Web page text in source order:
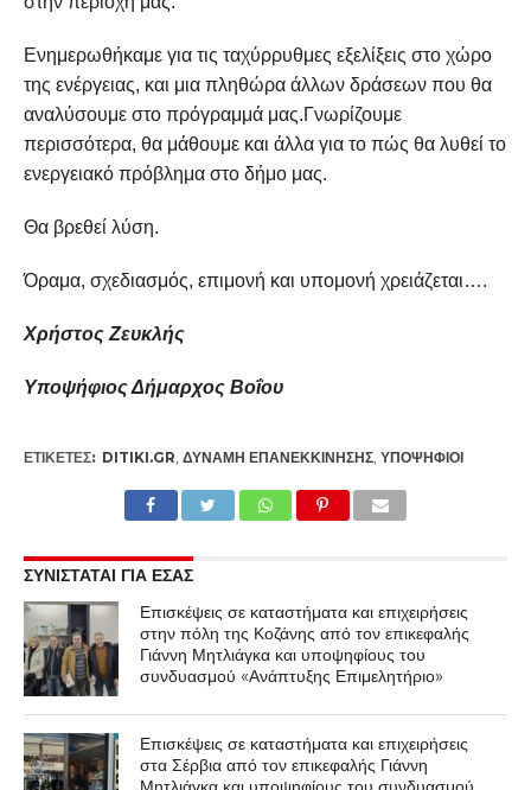
Ενημερωθήκαμε για τις ταχύρρυθμες εξελίξεις στο χώρο
της ενέργειας, και μια πληθώρα άλλων δράσεων που θα
αναλύσουμε στο πρόγραμμά μας.Γνωρίζουμε
περισσότερα, θα μάθουμε και άλλα για το πώς θα λυθεί το
ενεργειακό πρόβλημα στο δήμο μας.
Θα βρεθεί λύση.
Όραμα, σχεδιασμός, επιμονή και υπομονή χρειάζεται….
Χρήστος Ζευκλής
Υποψήφιος Δήμαρχος Βοΐου
ΕΤΙΚΕΤΕΣ: DITIKI.GR, ΔΎΝΑΜΗ ΕΠΑΝΕΚΚΊΝΗΣΗΣ, ΥΠΟΨΉΦΙΟΙ
ΣΥΝΙΣΤΑΤΑΙ ΓΙΑ ΕΣΑΣ
Επισκέψεις σε καταστήματα και επιχειρήσεις
στην πόλη της Κοζάνης από τον επικεφαλής
Γιάννη Μητλιάγκα και υποψηφίους του
συνδυασμού «Ανάπτυξης Επιμελητήριο»
Επισκέψεις σε καταστήματα και επιχειρήσεις
στα Σέρβια από τον επικεφαλής Γιάννη